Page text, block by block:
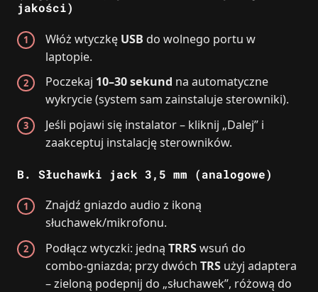
jakości)
Włóż wtyczkę USB do wolnego portu w
laptopie.
Poczekaj 10–30 sekund na automatyczne
wykrycie (system sam zainstaluje sterowniki).
Jeśli pojawi się instalator – kliknij „Dalej” i
zaakceptuj instalację sterowników.
B. Słuchawki jack 3,5 mm (analogowe)
Znajdź gniazdo audio z ikoną
słuchawek/mikrofonu.
Podłącz wtyczki: jednąTRRSwsuń do
combo‑gniazda; przy dwóchTRS użyj adaptera
– zieloną podepnij do „słuchawek”, różową do